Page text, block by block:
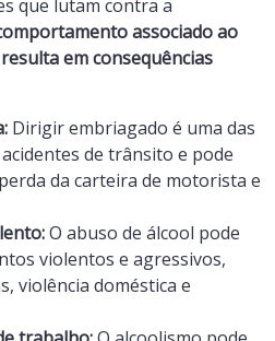
que lutam contra a
associado ao
em consequências
Dirigir embriagado é uma das
de trânsito e pode
da carteira de motorista e
O abuso de álcool pode
violentos e agressivos,
violência doméstica e